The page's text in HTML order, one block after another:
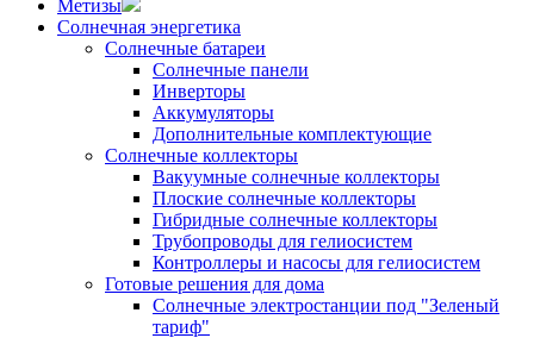
Метизы
Солнечная энергетика
Солнечные батареи
Солнечные панели
Инверторы
Аккумуляторы
Дополнительные комплектующие
Солнечные коллекторы
Вакуумные солнечные коллекторы
Плоские солнечные коллекторы
Гибридные солнечные коллекторы
Трубопроводы для гелиосистем
Контроллеры и насосы для гелиосистем
Готовые решения для дома
Солнечные электростанции под "Зеленый
тариф"